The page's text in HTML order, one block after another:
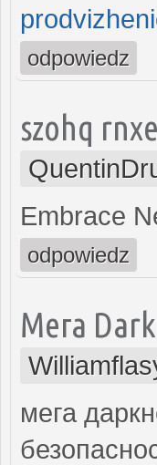
odpowiedz
szohq
Embrace
odpowiedz
Мега
мега